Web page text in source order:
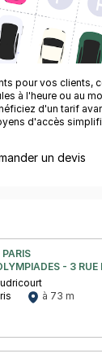
pour vos clients,
à l'heure ou au
d'un tarif
d'accès
un devis
PARIS
- 3 RUE
à 73 m